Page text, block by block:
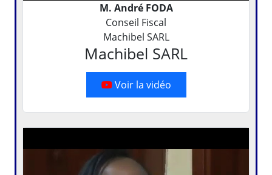
M. André FODA
Conseil Fiscal
Machibel SARL
Machibel SARL
Voir la vidéo